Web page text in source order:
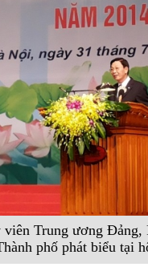
Trung ương Đảng,
phố phát biểu tại